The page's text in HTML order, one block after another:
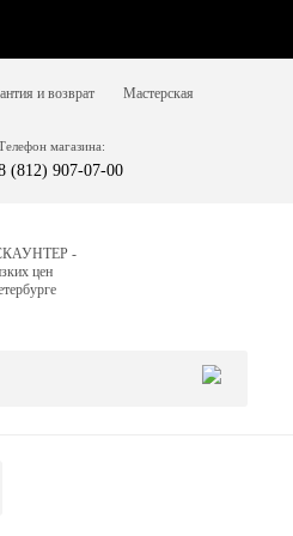
и возврат Мастерская
магазина:
(812) 907-07-00
-
цен